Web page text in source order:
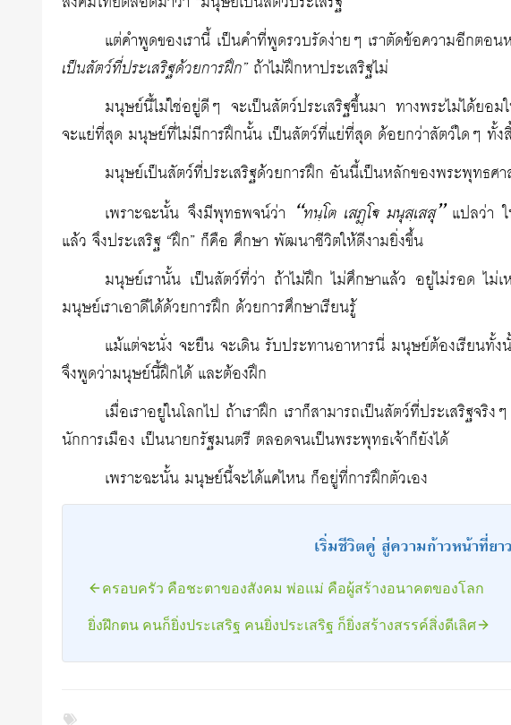
แต่คำพูดของเรานี้ เป็นคำที่พูดรวบรัดง่ายๆ เราตัดข้อความอีกตอ
เป็นสัตว์ที่ประเสริฐด้วยการฝึก”ถ้าไม่ฝึกหาประเสริฐไม่
มนุษย์นี้ไม่ใช่อยู่ดีๆ จะเป็นสัตว์ประเสริฐขึ้นมา ทางพระไม่ได้ยอม
จะแย่ที่สุด มนุษย์ที่ไม่มีการฝึกนั้น เป็นสัตว์ที่แย่ที่สุด ด้อยกว่าสัตว์ใดๆ ทั้ง
มนุษย์เป็นสัตว์ที่ประเสริฐด้วยการฝึก อันนี้เป็นหลักของพระพุทธศ
เพราะฉะนั้น จึงมีพุทธพจน์ว่า “ทนฺโต เสฏโ มนุสฺเสสุ”แปลว่า ใ
แล้ว จึงประเสริฐ “ฝึก” ก็คือ ศึกษา พัฒนาชีวิตให้ดีงามยิ่งขึ้น
มนุษย์เรานั้น เป็นสัตว์ที่ว่า ถ้าไม่ฝึก ไม่ศึกษาแล้ว อยู่ไม่รอด ไ
มนุษย์เราเอาดีได้ด้วยการฝึก ด้วยการศึกษาเรียนรู้
แม้แต่จะนั่ง จะยืน จะเดิน รับประทานอาหารนี่ มนุษย์ต้องเรียน
จึงพูดว่ามนุษย์นี้ฝึกได้ และต้องฝึก
เมื่อเราอยู่ในโลกไป ถ้าเราฝึก เราก็สามารถเป็นสัตว์ที่ประเสริฐจ
นักการเมือง เป็นนายกรัฐมนตรี ตลอดจนเป็นพระพุทธเจ้าก็ยังได้
เพราะฉะนั้น มนุษย์นี้จะได้แค่ไหน ก็อยู่ที่การฝึกตัวเอง
เริ่มชีวิตคู่ สู่ความก้าวหน้าที่ยา
ครอบครัว คือชะตาของสังคม พ่อแม่ คือผู้สร้างอนาคตของโลก
ยิ่งฝึกตน คนก็ยิ่งประเสริฐ คนยิ่งประเสริฐ ก็ยิ่งสร้างสรรค์สิ่งดีเลิศ